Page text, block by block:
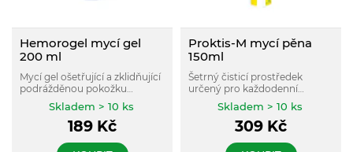
Hemorogel mycí gel
200 ml
Mycí gel ošetřující a zklidňující
podrážděnou pokožku
intimních partií.
Skladem > 10 ks
189 Kč
Proktis-M mycí pěna
150ml
Šetrný čisticí prostředek
určený pro každodenní
hygienu perianální sliznice,
který díky zklidňujícímu,
zvláčňujícímu a chladivému
citlivou oblast a navozuje
Skladem > 10 ks
309 Kč